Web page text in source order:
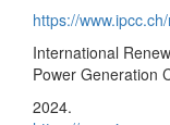
https://
International
Power Generation
2024.